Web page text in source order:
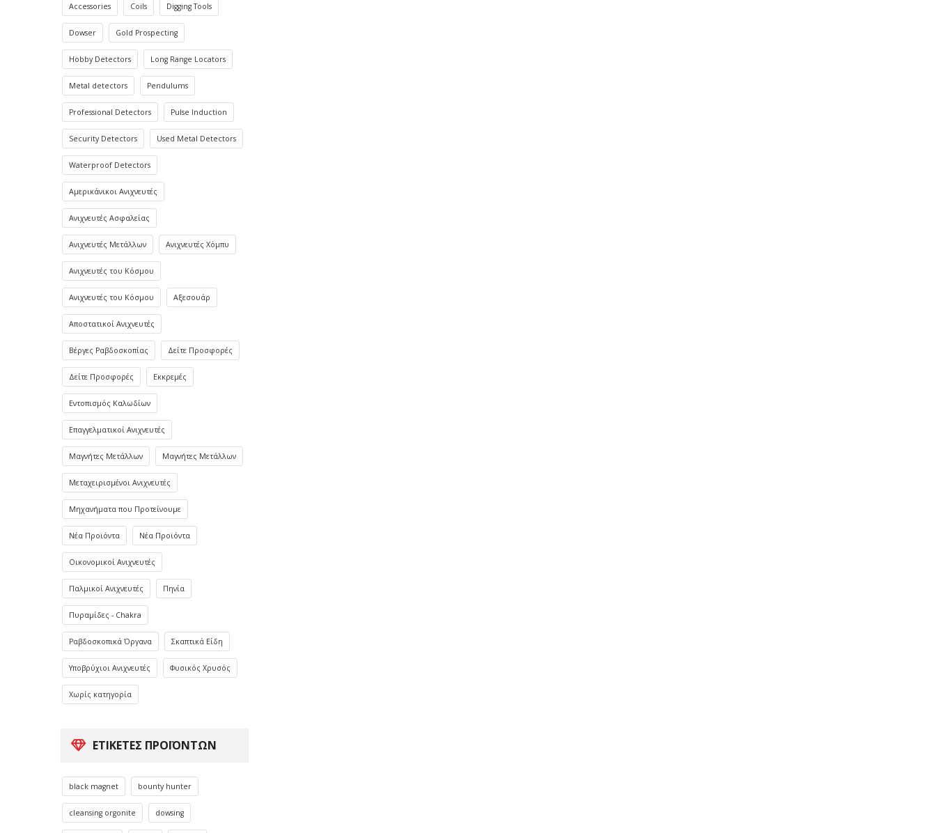
Accessories Coils Digging Tools
Dowser Gold Prospecting
Hobby Detectors Long Range Locators
Metal detectors Pendulums
Professional Detectors Pulse Induction
Security Detectors Used Metal Detectors
Waterproof Detectors
Αμερικάνικοι Ανιχνευτές
Ανιχνευτές Ασφαλείας
Ανιχνευτές Μετάλλων Ανιχνευτές Χόμπυ
Ανιχνευτές του Κόσμου
Ανιχνευτές του Κόσμου Αξεσουάρ
Αποστατικοί Ανιχνευτές
Βέργες Ραβδοσκοπίας Δείτε Προσφορές
Δείτε Προσφορές Εκκρεμές
Εντοπισμός Καλωδίων
Επαγγελματικοί Ανιχνευτές
Μαγνήτες Μετάλλων Μαγνήτες Μετάλλων
Μεταχειρισμένοι Ανιχνευτές
Μηχανήματα που Προτείνουμε
Νέα Προϊόντα Νέα Προϊόντα
Οικονομικοί Ανιχνευτές
Παλμικοί Ανιχνευτές Πηνία
Πυραμίδες - Chakra
Ραβδοσκοπικά Όργανα Σκαπτικά Είδη
Υποβρύχιοι Ανιχνευτές Φυσικός Χρυσός
Χωρίς κατηγορία
ΕΤΙΚΈΤΕΣ ΠΡΟΪΌΝΤΩΝ
black magnet bounty hunter
cleansing orgonite dowsing